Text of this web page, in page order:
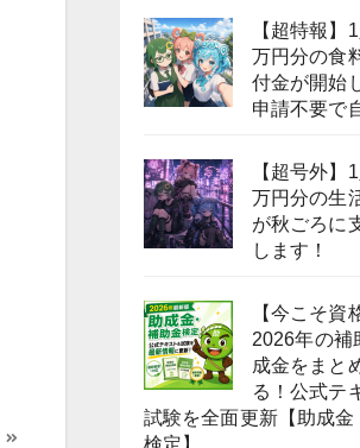
【超特報】
万円分の食
付金が開始
申請不要で
【超号外】
万円分の生
が秋ごろに
します！
【今こそ資
2026年の補
成金をまと
る！公式テ
試験を全面更新【助成金
検定】